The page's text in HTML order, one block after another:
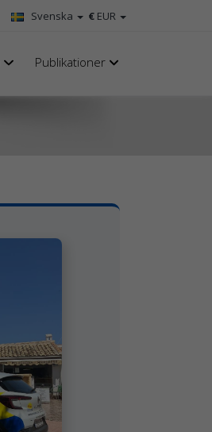
€ EUR
Svenska
Publikationer